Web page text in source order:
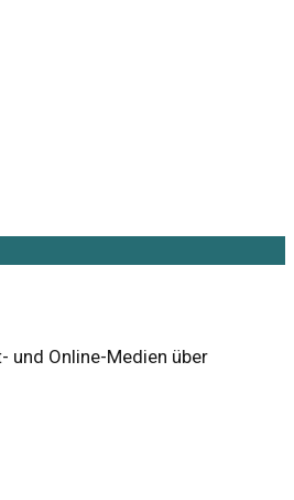
und Online-Medien über